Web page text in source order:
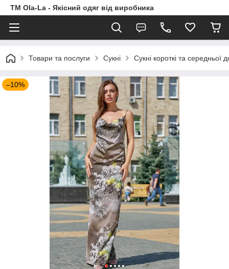
TM Ola-La - Якісний одяг від виробника
Товари та послуги Сукні Сукні короткі та середньої
–10%